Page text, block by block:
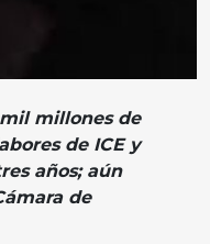
millones de
de ICE y
años; aún
de